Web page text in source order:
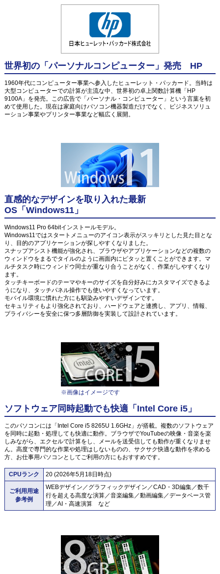
世界初の「パーソナルコンピューター」発売 HP
1960年代にコンピューター事業へ参入したヒューレット・パッカード。当時は
大型コンピューターでの計算が主流な中、世界初の卓上関数計算機「HP
9100A」を発売。この広告で「パーソナル・コンピューター」という言葉を初
めて使用した。現在は家庭向けパソコン機器製造だけでなく、ビジネスソリュ
ーション事業やプリンター事業など幅広く展開。
直感的なデザインを取り入れた最新
OS「Windows11」
Windows11 Pro 64bitインストールモデル。
Windows11ではスタートメニューのアイコン表示がスッキリとした見た目とな
り、目的のアプリケーションが探しやすくなりました。
スナップアシスト機能が強化され、ブラウザやアプリケーションなどの複数の
ウィンドウをまるでタイルのように画面内にピタッと置くことができます。マ
ルチタスク時にウィンドウ同士が重なり合うことがなく、作業がしやすくなり
ます。
タッチキーボードのテーマやキーのサイズを自分好みにカスタマイズできるよ
うになり、タッチパネル操作でも使いやすくなっています。
モバイル環境に慣れた方にも馴染みやすいデザインです。
セキュリティもより強化されており、ハードウェアと連携し、アプリ、情報、
プライバシーを安全に保つ多層防御を実装して設計されています。
※画像はイメージです
ソフトウェア同時起動でも快適「Intel Core i5」
このパソコンには「Intel Core i5 8265U 1.6GHz」が搭載。複数のソフトウェア
を同時に起動・処理しても快適に動作。ブラウザでYouTubeの映像・音楽を楽
しみながら、エクセルで計算をし、メールを送受信しても動作が重くなりませ
ん。高度で専門的な作業や処理はしないものの、サクサク快適な動作を求める
方、お仕事用パソコンとしてご利用の方にもおすすめです。
CPUランク 20 (2026年5月18日時点)
ご利用用途
参考例
WEBデザイン／グラフィックデザイン／CAD・3D編集／数千
行を超える高度な演算／音楽編集／動画編集／データベース管
理／AI・高速演算 など